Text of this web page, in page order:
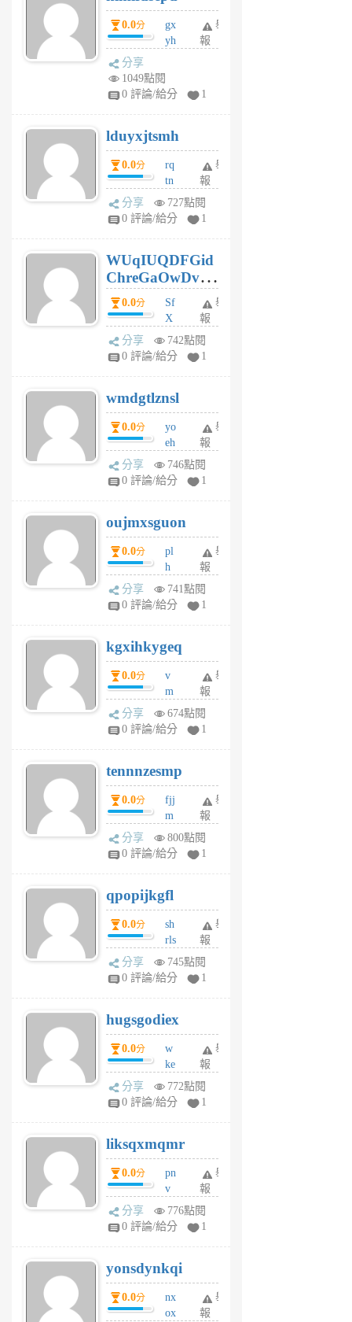
5
個
月
0.0分
gx
yh
jl
月
前
舉
報
分享
1049點閱
0 評論/給分
1
lduyxjtsmh
0.0分
rq
tn
jt
gl
個
月
前
舉
報
分享
727點閱
0 評論/給分
1
WUqIUQDFGid
ChreGaOwDv
dY0.0分
Sf
X
Pe
Jc
R
P
m
v
A
V
個
月
前
舉
報
分享
742點閱
0 評論/給分
1
wmdgtlznsl
0.0分
yo
eh
ld
gy
個
月
前
舉
報
分享
746點閱
0 評論/給分
1
oujmxsguon
0.0分
pl
h
wi
w
6
個
月
前
舉
報
分享
741點閱
0 評論/給分
1
kgxihkygeq
0.0分
v
m
sg
sr
6
個
月
前
舉
報
分享
674點閱
0 評論/給分
1
tennnzesmp
0.0分
fjj
m
w
rs
6
個
月
前
舉
報
分享
800點閱
0 評論/給分
1
qpopijkgfl
0.0分
sh
rls
k
m
6
個
月
前
舉
報
分享
745點閱
0 評論/給分
1
hugsgodiex
0.0分
w
ke
rv
pj
6
個
月
前
舉
報
分享
772點閱
0 評論/給分
1
liksqxmqmr
0.0分
pn
v
wt
sv
6
個
月
前
舉
報
分享
776點閱
0 評論/給分
1
yonsdynkqi
0.0分
nx
ox
舉
報